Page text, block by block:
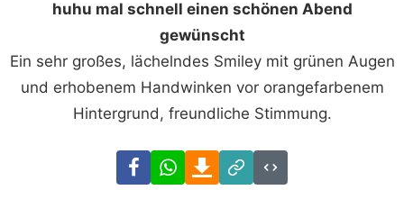
huhu mal schnell einen schönen Abend
gewünscht
Ein sehr großes, lächelndes Smiley mit grünen Augen
und erhobenem Handwinken vor orangefarbenem
Hintergrund, freundliche Stimmung.
FacebookWhatsAppDownload
Link
Code